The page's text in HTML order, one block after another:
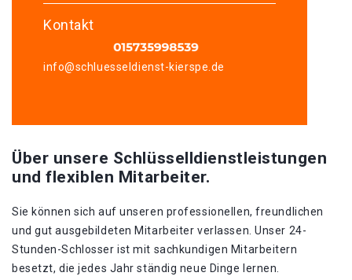
Kontakt
info@schluesseldienst-kierspe.de
Über unsere Schlüsselldienstleistungen
und flexiblen Mitarbeiter.
Sie können sich auf unseren professionellen, freundlichen
und gut ausgebildeten Mitarbeiter verlassen. Unser 24-
Stunden-Schlosser ist mit sachkundigen Mitarbeitern
besetzt, die jedes Jahr ständig neue Dinge lernen.